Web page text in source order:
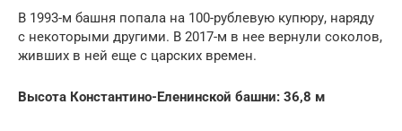
В 1993-м башня попала на 100-рублевую купюру, наряду
с некоторыми другими. В 2017-м в нее вернули соколов,
живших в ней еще с царских времен.
Высота Константино-Еленинской башни: 36,8 м